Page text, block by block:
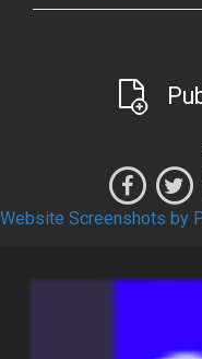
Website Screenshots by